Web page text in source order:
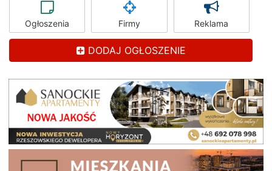
Ogłoszenia Firmy Reklama
DODAJ OGŁOSZENIE